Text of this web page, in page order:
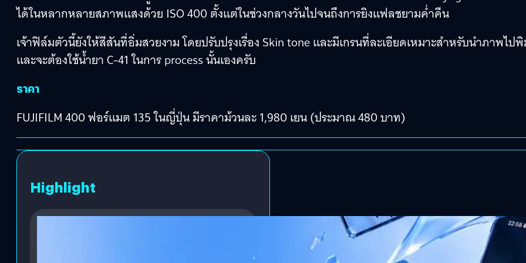
ได้ในหลากหลายสภาพแสงด้วย ISO 400 ตั้งแต่ในช่วงกลางวันไปจนถึงการยิงแฟลชยามค่ำคืน
เจ้าฟิล์มตัวนี้ยังให้สีสันที่อิ่มสวยงาม โดยปรับปรุงเรื่อง Skin tone และมีเกรนที่ละเอียดเหมาะสำหรับนำภาพไป
และจะต้องใช้น้ำยา C-41 ในการ process นั้นเองครับ
ราคา
FUJIFILM 400 ฟอร์แมต 135 ในญี่ปุ่น มีราคาม้วนละ 1,980 เยน (ประมาณ 480 บาท)
Highlight